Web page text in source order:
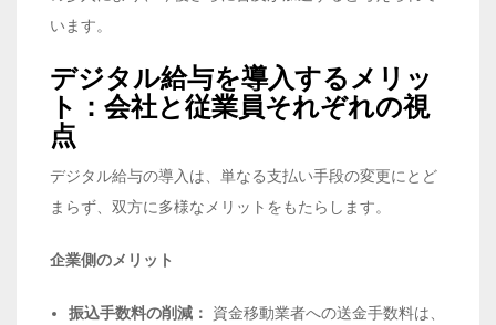
います。
デジタル給与を導入するメリッ
ト：会社と従業員それぞれの視
点
デジタル給与の導入は、単なる支払い手段の変更にとど
まらず、双方に多様なメリットをもたらします。
企業側のメリット
振込手数料の削減：
資金移動業者への送金手数料は、